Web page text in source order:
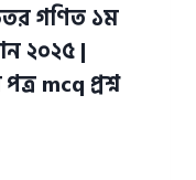
গণিত ১ম
২০২৫ |
mcq প্রশ্ন